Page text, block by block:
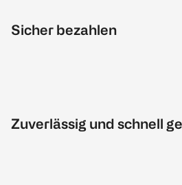
Sicher bezahlen
Zuverlässig und schnell